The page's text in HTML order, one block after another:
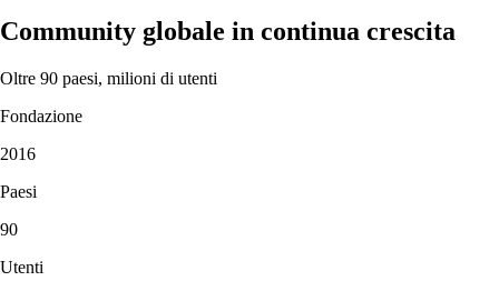
Community globale in continua crescita
Oltre 90 paesi, milioni di utenti
Fondazione
2016
Paesi
90
Utenti